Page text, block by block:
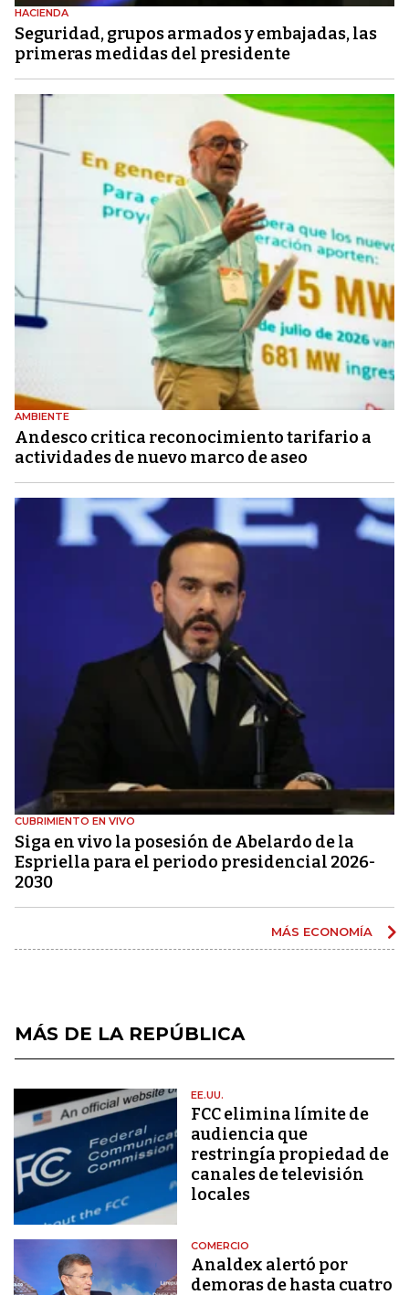
HACIENDA
Seguridad, grupos armados y embajadas, las
primeras medidas del presidente
AMBIENTE
Andesco critica reconocimiento tarifario a
actividades de nuevo marco de aseo
CUBRIMIENTO EN VIVO
Siga en vivo la posesión de Abelardo de la
Espriella para el periodo presidencial 2026-
2030
MÁS ECONOMÍA
MÁS DE LA REPÚBLICA
EE.UU.
FCC elimina límite de
audiencia que
restringía propiedad de
canales de televisión
locales
COMERCIO
Analdex alertó por
demoras de hasta cuatro